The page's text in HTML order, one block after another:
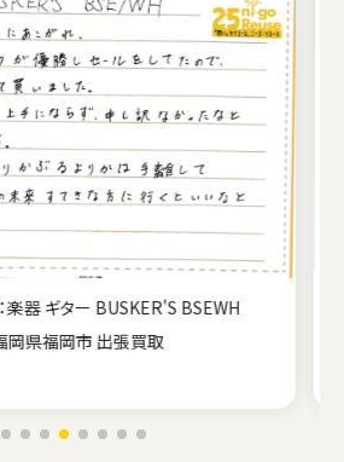
器 ギター BUSKER'S BSEWH
県福岡市 出張買取